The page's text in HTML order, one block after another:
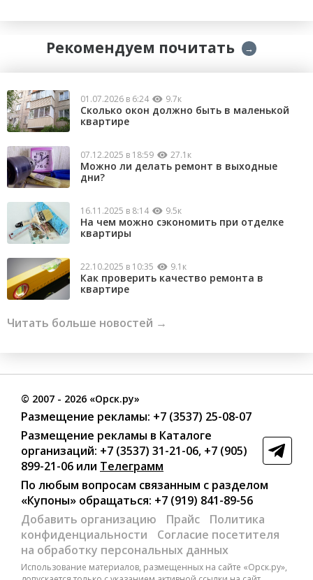
Рекомендуем почитать →
01.07.2026 в 6:24 9.7к
Сколько окон должно быть в маленькой
квартире
07.12.2025 в 18:59 27.1к
Можно ли делать ремонт в выходные
дни?
16.11.2025 в 8:14 9.5к
На чем можно сэкономить при отделке
квартиры
22.10.2025 в 10:35 9.1к
Как проверить качество ремонта в
квартире
Читать больше новостей →
© 2007 - 2026 «Орск.ру»
Размещение рекламы: +7 (3537) 25-08-07
Размещение рекламы в Каталоге
организаций: +7 (3537) 31-21-06, +7 (905)
899-21-06 или Телеграмм
По любым вопросам связанным с разделом
«Купоны» обращаться: +7 (919) 841-89-56
Добавить организацию
Прайс
Политика
конфиденциальности
Согласие посетителя
на обработку персональных данных
Использование материалов, размещенных на сайте «Орск.ру»,